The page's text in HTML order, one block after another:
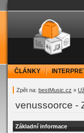
ČLÁNKY
Zpět na: bestMusic.cz »
venussoorce -
Základní informace